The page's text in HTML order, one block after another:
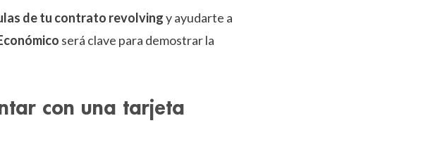
de tu contrato revolvingy ayudarte a
será clave para demostrar la
con una tarjeta